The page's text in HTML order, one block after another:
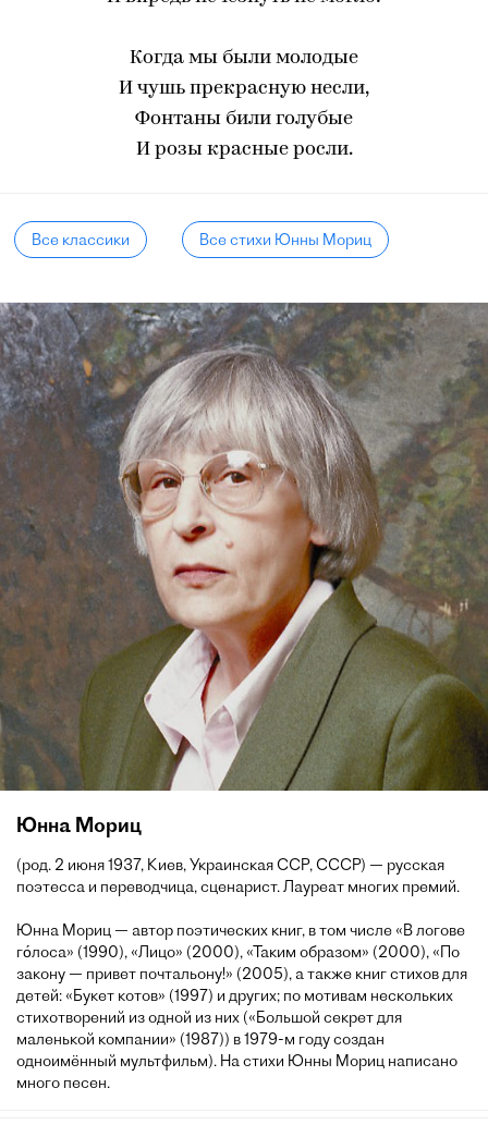
Когда мы были молодые
И чушь прекрасную несли,
Фонтаны били голубые
И розы красные росли.
Все классики Все стихи Юнны Мориц
Юнна Мориц
(род. 2 июня 1937, Киев, Украинская ССР, СССР) — русская
поэтесса и переводчица, сценарист. Лауреат многих премий.
Юнна Мориц — автор поэтических книг, в том числе «В логове
го́лоса» (1990), «Лицо» (2000), «Таким образом» (2000), «По
закону — привет почтальону!» (2005), а также книг стихов для
детей: «Букет котов» (1997) и других; по мотивам нескольких
стихотворений из одной из них («Большой секрет для
маленькой компании» (1987)) в 1979-м году создан
одноимённый мультфильм). На стихи Юнны Мориц написано
много песен.